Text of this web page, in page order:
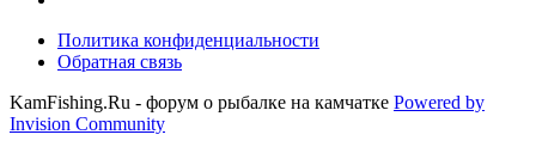
Политика конфиденциальности
Обратная связь
KamFishing.Ru - форум о рыбалке на камчатке Powered by
Invision Community